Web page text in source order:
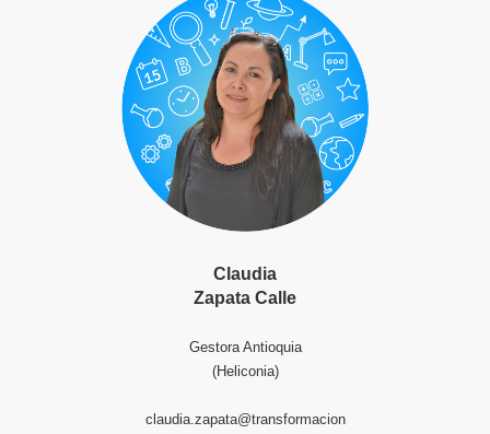
Claudia
Zapata Calle
Gestora Antioquia
(Heliconia)
claudia.zapata@transformacion